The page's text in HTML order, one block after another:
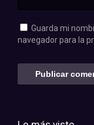
Guarda mi
navegador para la